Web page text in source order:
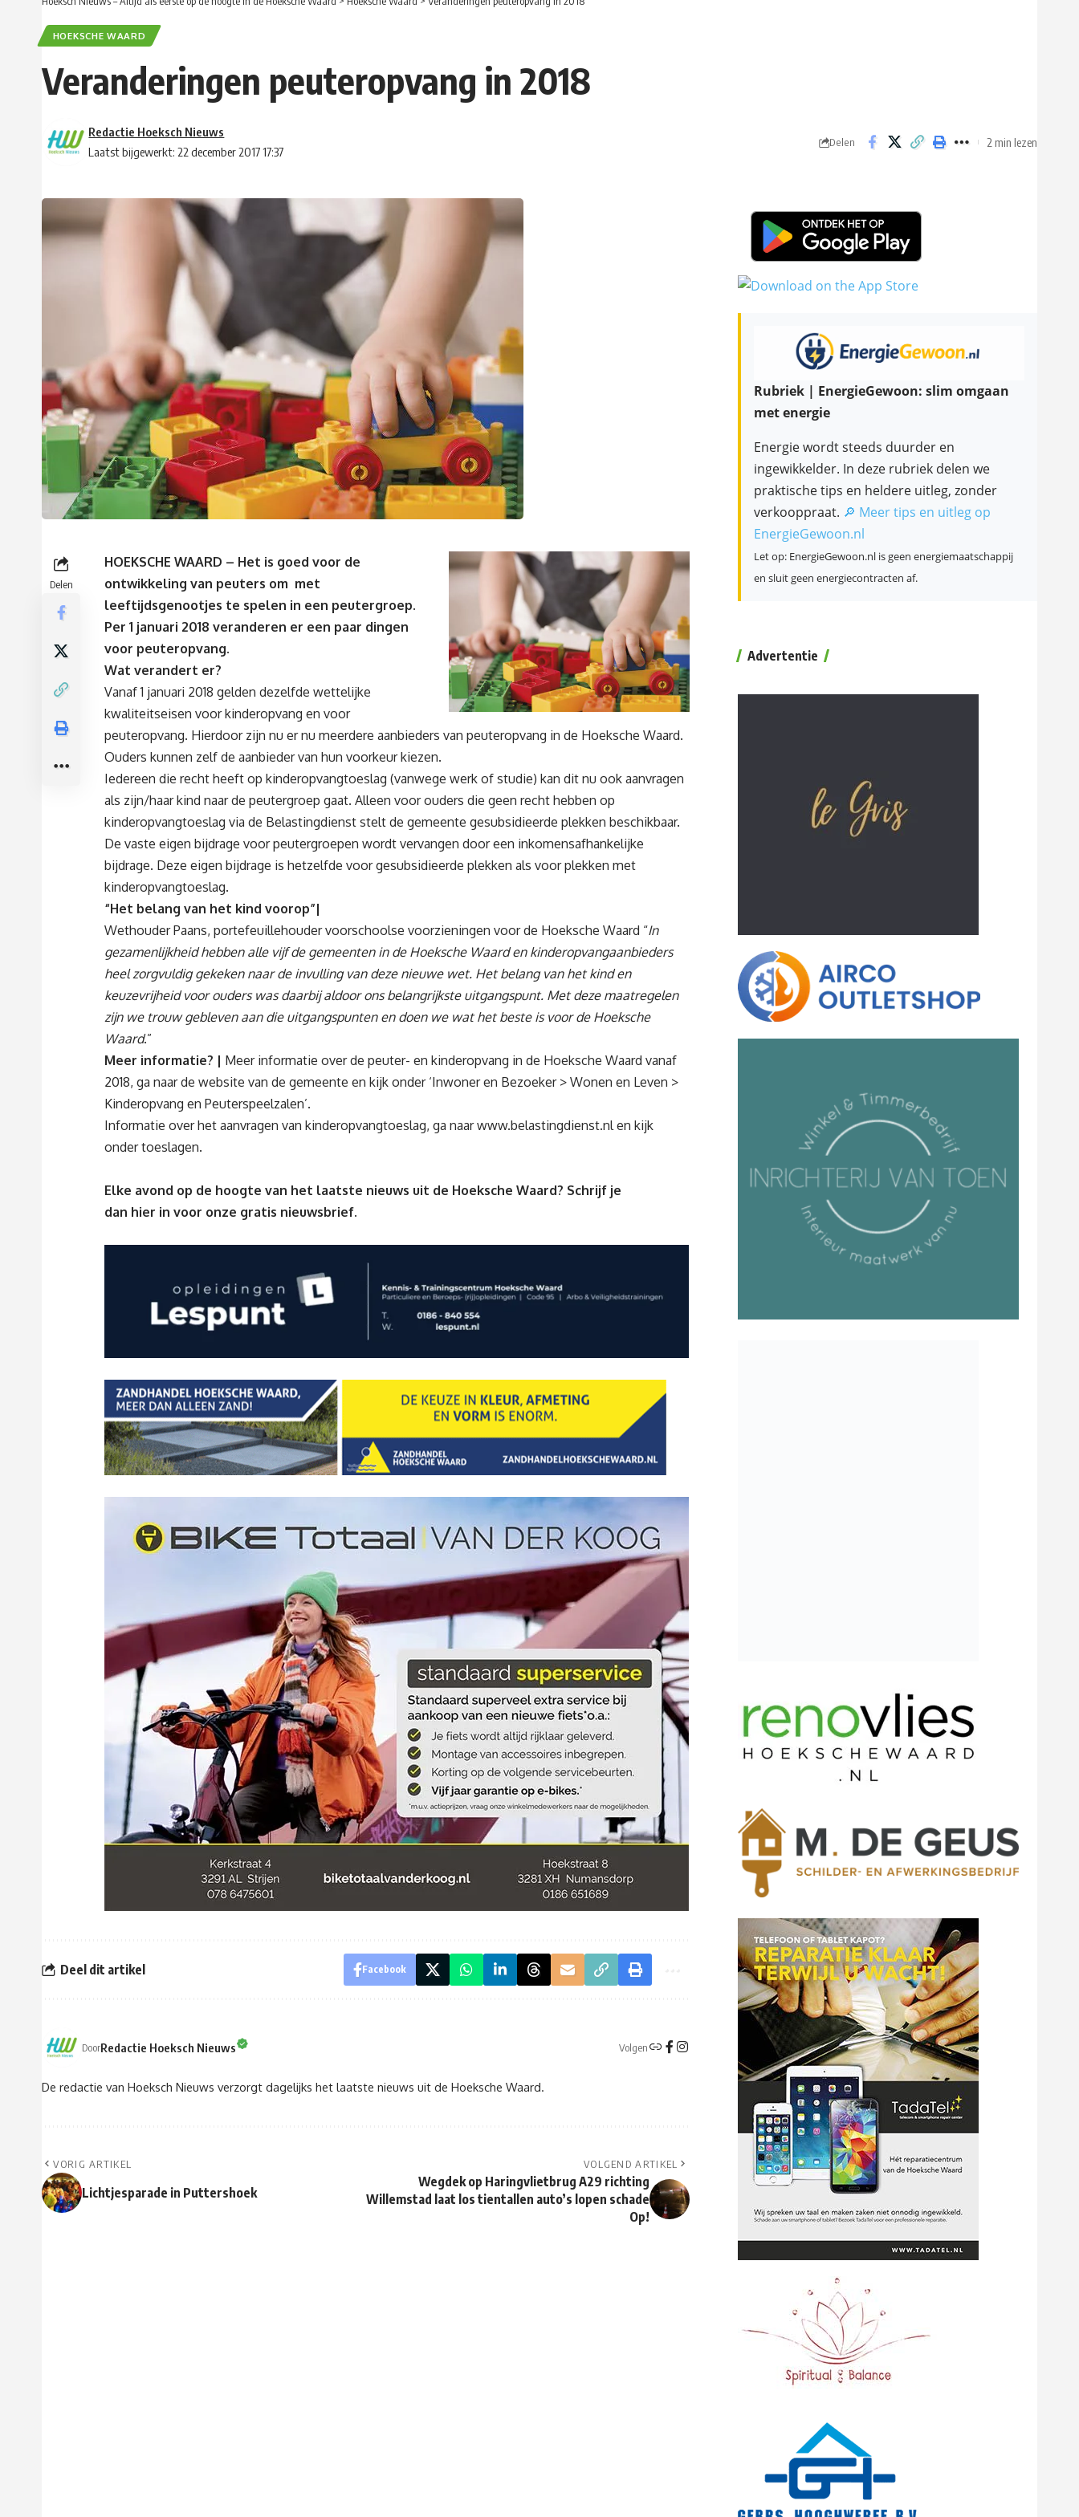
HOEKSCHE WAARD
Veranderingen peuteropvang in 2018
Laatst bijgewerkt: 22 december 2017 17:37
Redactie Hoeksch Nieuws
Delen 2 min lezen
Delen
HOEKSCHE WAARD – Het is goed voor de
ontwikkeling van peuters om met
leeftijdsgenootjes te spelen in een peutergroep.
Per 1 januari 2018 veranderen er een paar dingen
voor peuteropvang.
Wat verandert er?
Vanaf 1 januari 2018 gelden dezelfde wettelijke
kwaliteitseisen voor kinderopvang en voor
peuteropvang. Hierdoor zijn nu er nu meerdere aanbieders van peuteropvang in de Hoeksche Waard.
Ouders kunnen zelf de aanbieder van hun voorkeur kiezen.
Iedereen die recht heeft op kinderopvangtoeslag (vanwege werk of studie) kan dit nu ook aanvragen
als zijn/haar kind naar de peutergroep gaat. Alleen voor ouders die geen recht hebben op
kinderopvangtoeslag via de Belastingdienst stelt de gemeente gesubsidieerde plekken beschikbaar.
De vaste eigen bijdrage voor peutergroepen wordt vervangen door een inkomensafhankelijke
bijdrage. Deze eigen bijdrage is hetzelfde voor gesubsidieerde plekken als voor plekken met
kinderopvangtoeslag.
“Het belang van het kind voorop”|
Wethouder Paans, portefeuillehouder voorschoolse voorzieningen voor de Hoeksche Waard “In
gezamenlijkheid hebben alle vijf de gemeenten in de Hoeksche Waard en kinderopvangaanbieders
heel zorgvuldig gekeken naar de invulling van deze nieuwe wet. Het belang van het kind en
keuzevrijheid voor ouders was daarbij aldoor ons belangrijkste uitgangspunt. Met deze maatregelen
zijn we trouw gebleven aan die uitgangspunten en doen we wat het beste is voor de Hoeksche
Waard.”
Meer informatie? | Meer informatie over de peuter- en kinderopvang in de Hoeksche Waard vanaf
2018, ga naar de website van de gemeente en kijk onder ‘Inwoner en Bezoeker > Wonen en Leven >
Kinderopvang en Peuterspeelzalen’.
Informatie over het aanvragen van kinderopvangtoeslag, ga naarwww.belastingdienst.nlen kijk
onder toeslagen.
Elke avond op de hoogte van het laatste nieuws uit de Hoeksche Waard? Schrijf je
dan hier in voor onze gratis nieuwsbrief.
Deel dit artikel Facebook
DoorRedactie Hoeksch Nieuws Volgen
De redactie van Hoeksch Nieuws verzorgt dagelijks het laatste nieuws uit de Hoeksche Waard.
VORIG ARTIKEL
Lichtjesparade in Puttershoek
VOLGEND ARTIKEL
Wegdek op Haringvlietbrug A29 richting
Willemstad laat los tientallen auto’s lopen schade
Op!
Rubriek | EnergieGewoon: slim omgaan
met energie
Energie wordt steeds duurder en
ingewikkelder. In deze rubriek delen we
praktische tips en heldere uitleg, zonder
verkooppraat. 🔎 Meer tips en uitleg op
EnergieGewoon.nl
Let op: EnergieGewoon.nl is geen energiemaatschappij
en sluit geen energiecontracten af.
Advertentie